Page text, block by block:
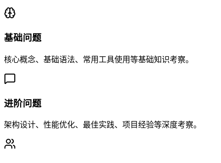
基础问题
核心概念、基础语法、常用工具使用等基础知识考察。
进阶问题
架构设计、性能优化、最佳实践、项目经验等深度考察。